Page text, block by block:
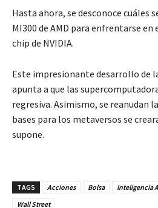
Hasta ahora, se desconoce cuáles
MI300 de AMD para enfrentarse en
chip de NVIDIA.
Este impresionante desarrollo de
apunta a que las
regresiva. Asimismo, se reanudan
bases para los metaversos se
supone.
TAGS Acciones Bolsa Inteligencia
Wall Street